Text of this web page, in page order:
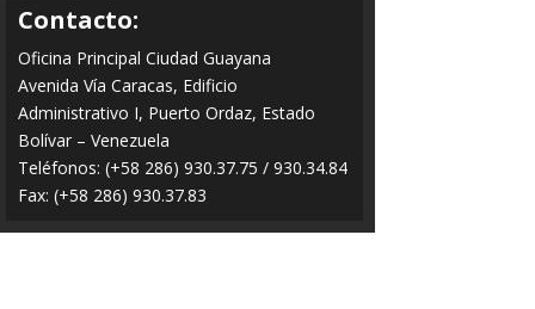
Contacto:
Oficina Principal Ciudad Guayana
Avenida Vía Caracas, Edificio
Administrativo I, Puerto Ordaz, Estado
Bolívar – Venezuela
Teléfonos: (+58 286) 930.37.75 / 930.34.84
Fax: (+58 286) 930.37.83